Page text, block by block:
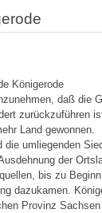
Königerode
daß die
zurückzuführen
Land gewonnen.
die umliegenden
der
bis zu
dazukamen.
Provinz